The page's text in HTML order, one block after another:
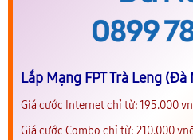
Lắp Mạng FPT Trà Leng (Đà
Giá cước Internet chỉ từ: 195.000
Giá cước Combo chỉ từ: 210.000